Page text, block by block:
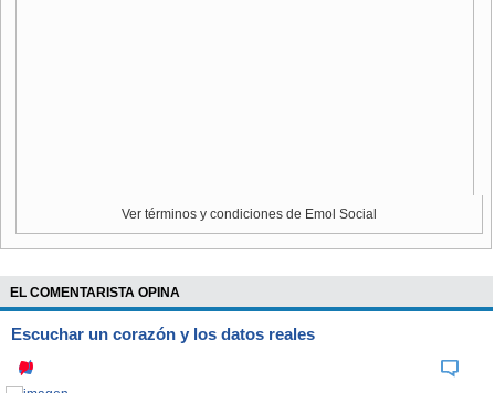
Ver términos y condiciones de Emol Social
EL COMENTARISTA OPINA
Escuchar un corazón y los datos reales